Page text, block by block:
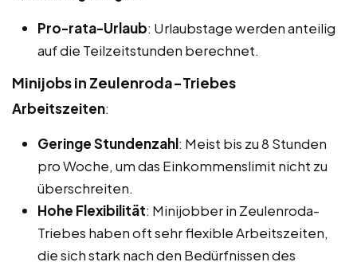
Pro-rata-Urlaub: Urlaubstage werden anteilig
auf die Teilzeitstunden berechnet.
Minijobs in Zeulenroda-Triebes
Arbeitszeiten:
Geringe Stundenzahl: Meist bis zu 8 Stunden
pro Woche, um das Einkommenslimit nicht zu
überschreiten.
Hohe Flexibilität: Minijobber in Zeulenroda-
Triebes haben oft sehr flexible Arbeitszeiten,
die sich stark nach den Bedürfnissen des